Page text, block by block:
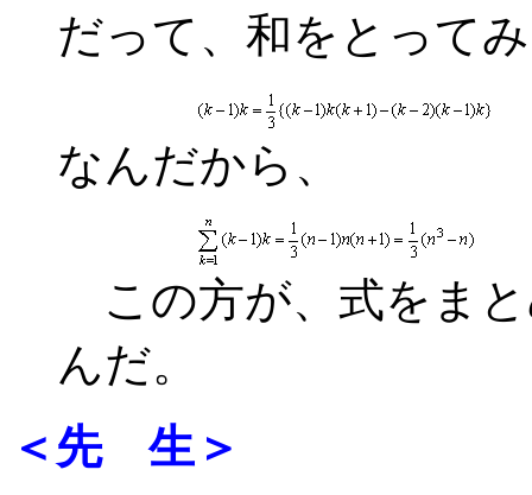
だって、和をとって
なんだから、
この方が、式をま
んだ。
＜先 生＞